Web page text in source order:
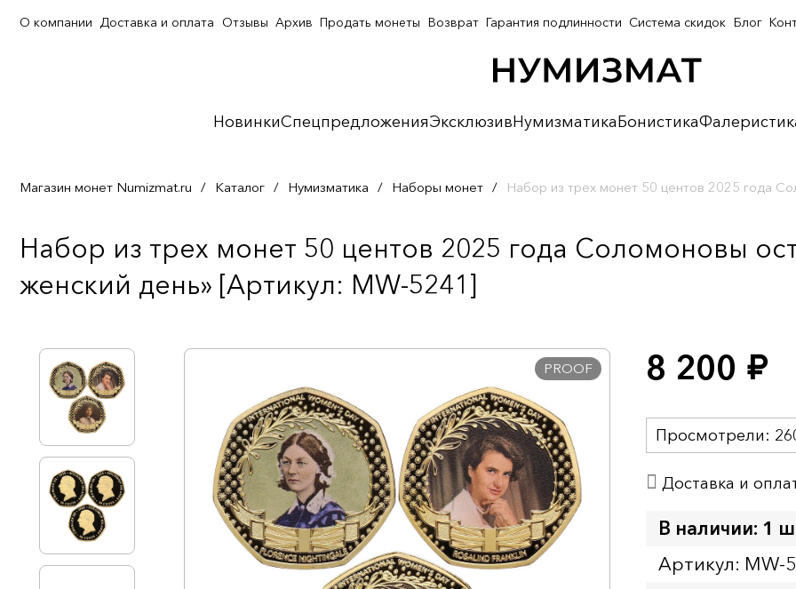
НовинкиСпецпредложенияЭксклюзивНумизматикаБонистика
О компании Доставка и оплата Отзывы Архив Продать монеты Возврат Гарантия подлинности Система скидок Блог
Магазин монет Numizmat.ru / Каталог / Нумизматика / Наборы монет / Набор из трех монет 50 центов 2025 года
Набор из трех монет 50 центов 2025 года Соломоновы
женский день» [Артикул: MW-5241]
PROOF 8 200 руб.
Просмотрели:
Доставка и
В наличии: 1
Артикул: MW-